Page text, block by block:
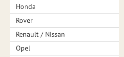
Honda
Rover
Renault / Nissan
Opel